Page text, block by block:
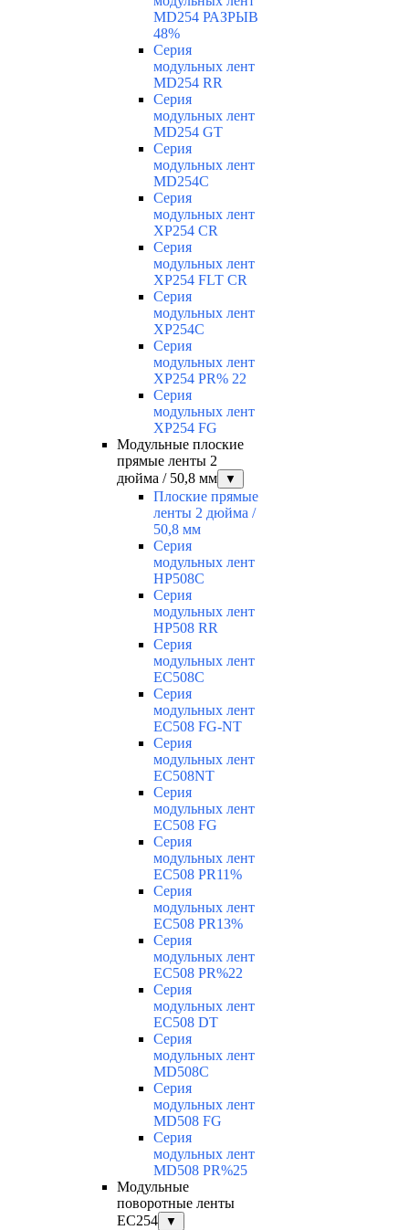
MD254 РАЗРЫВ
48%
Серия
модульных лент
MD254 RR
Серия
модульных лент
MD254 GT
Серия
модульных лент
MD254C
Серия
модульных лент
XP254 CR
Серия
модульных лент
XP254 FLT CR
Серия
модульных лент
XP254C
Серия
модульных лент
XP254 PR% 22
Серия
модульных лент
XP254 FG
Модульные плоские
прямые ленты 2
дюйма / 50,8 мм
▼
Плоские прямые
ленты 2 дюйма /
50,8 мм
Серия
модульных лент
HP508C
Серия
модульных лент
HP508 RR
Серия
модульных лент
EC508C
Серия
модульных лент
EC508 FG-NT
Серия
модульных лент
EC508NT
Серия
модульных лент
EC508 FG
Серия
модульных лент
EC508 PR11%
Серия
модульных лент
EC508 PR13%
Серия
модульных лент
EC508 PR%22
Серия
модульных лент
EC508 DT
Серия
модульных лент
MD508C
Серия
модульных лент
MD508 FG
Серия
модульных лент
MD508 PR%25
Модульные
поворотные ленты
EC254
▼